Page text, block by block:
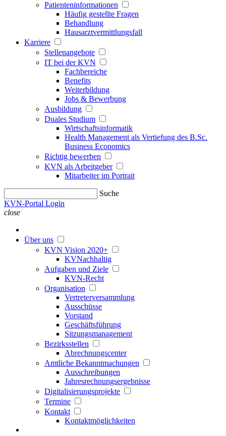
Patienteninformationen
Häufig gestellte Fragen
Behandlung
Hausarztvermittlungsfall
Karriere
Stellenangebote
IT bei der KVN
Fachbereiche
Benefits
Weiterbildung
Jobs & Bewerbung
Ausbildung
Duales Studium
Wirtschaftsinformatik
Health Management als Vertiefung des B.Sc.
Business Economics
Richtig bewerben
KVN als Arbeitgeber
Mitarbeiter im Portrait
Suche
KVN-Portal Login
close
Über uns
KVN Vision 2020+
KVNachhaltig
Aufgaben und Ziele
KVN-Recht
Organisation
Vertreterversammlung
Ausschüsse
Vorstand
Geschäftsführung
Sitzungsmanagement
Bezirksstellen
Abrechnungscenter
Amtliche Bekanntmachungen
Ausschreibungen
Jahresrechnungsergebnisse
Digitalisierungsprojekte
Termine
Kontakt
Kontaktmöglichkeiten